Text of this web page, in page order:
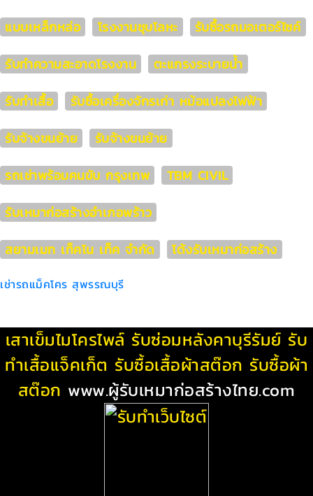
แบบเหล็กหล่อ
โรงงานชุบโลหะ
รับซื้อรถมอเตอร์ไซค์
รับทำความสะอาดโรงงาน
ตะแกรงระบายน้ำ
รับทำเสื้อ
รับซื้อเครื่องจักรเก่า หม้อแปลงไฟฟ้า
รับจ้างขนย้าย
รับจ้างขนย้าย
รถเช่าพร้อมคนขับ กรุงเทพ
TBM CIVIL
รับเหมาก่อสร้างอำเภอพร้าว
สยามเมท เท็คโน เท็ค จำกัด
โต้งรับเหมาก่อสร้าง
เช่ารถแม็คโคร สุพรรณบุรี
เสาเข็มไมโครไพล์ รับซ่อมหลังคาบุรีรัมย์ รับ
ทําเสื้อแจ็คเก็ต รับซื้อเสื้อผ้าสต๊อก รับซื้อผ้า
สต๊อก www.ผู้รับเหมาก่อสร้างไทย.com